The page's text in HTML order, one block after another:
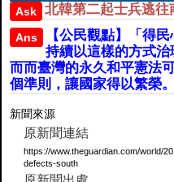
Ask 北韓第二起士兵逃往
Ans
【公民觀點】「得
持續以這樣的方式治
而而臺灣的永久和平憲法
個準則，讓國家得以繁榮。
新聞來源
原新聞連結
https://www.theguardian.com/world/
defects-south